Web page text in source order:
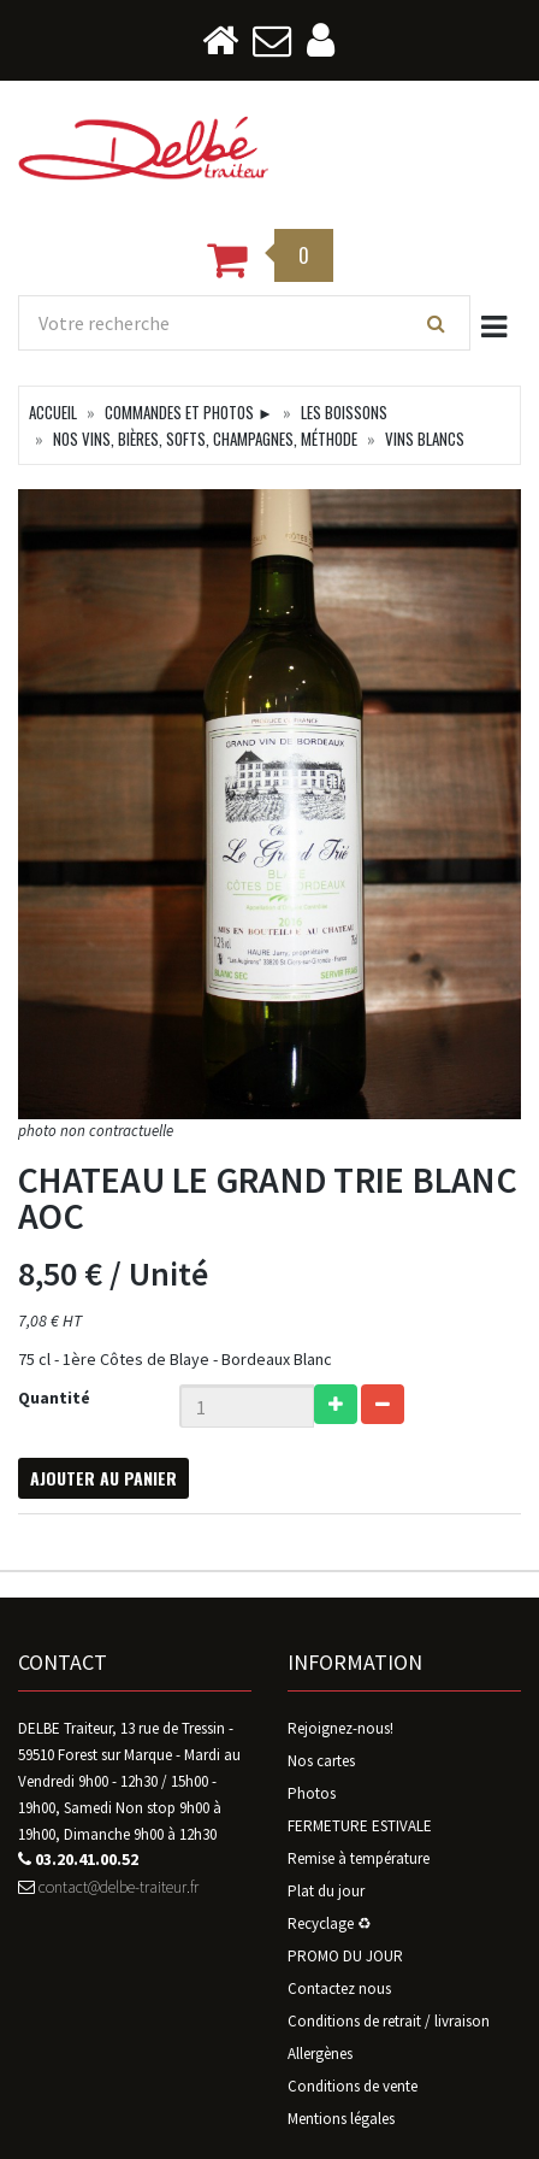
0
ACCUEIL COMMANDES ET PHOTOS ►
LES BOISSONS
NOS VINS, BIÈRES, SOFTS, CHAMPAGNES, MÉTHODE
VINS BLANCS
CHATEAU LE GRAND TRIE BLANC
AOC
8,50 €/ Unité
7,08 € HT
75 cl - 1ère Côtes de Blaye - Bordeaux Blanc
Quantité
AJOUTER AU PANIER
CONTACT
DELBE Traiteur, 13 rue de Tressin -
59510 Forest sur Marque - Mardi au
Vendredi 9h00 - 12h30 / 15h00 -
19h00, Samedi Non stop 9h00 à
19h00, Dimanche 9h00 à 12h30
03.20.41.00.52
contact@delbe-traiteur.fr
INFORMATION
Rejoignez-nous!
Nos cartes
Photos
FERMETURE ESTIVALE
Remise à température
Plat du jour
Recyclage ♻️
PROMO DU JOUR
Contactez nous
Conditions de retrait / livraison
Allergènes
Conditions de vente
Mentions légales